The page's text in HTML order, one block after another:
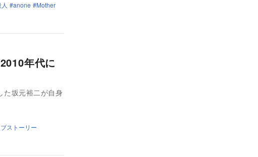
anone
Mother
年代に
た坂元裕二が自身
ストーリー